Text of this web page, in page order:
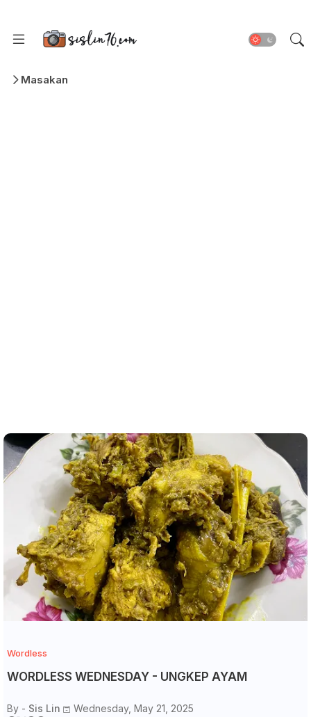
Masakan
Wordless
WORDLESS WEDNESDAY - UNGKEP AYAM
By - Sis Lin Wednesday, May 21, 2025